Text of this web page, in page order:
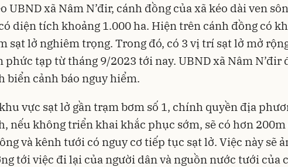
UBND xã Nâm N’đir, cánh đồng của xã kéo dài ven
diện tích khoảng 1.000 ha. Hiện trên cánh đồng có
sạt lở nghiêm trọng. Trong đó, có 3 vị trí sạt lở mở
phức tạp từ tháng 9/2023 tới nay. UBND xã Nâm N’đir
biển cảnh báo nguy hiểm.
vực sạt lở gần trạm bơm số 1, chính quyền địa
nếu không triển khai khắc phục sớm, sẽ có hơn
và kênh tưới có nguy cơ tiếp tục sạt lở. Việc này sẽ
tới việc đi lại của người dân và nguồn nước tưới của